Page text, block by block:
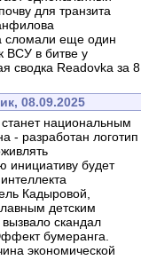
для транзита
сломали еще один
ВСУ в битве у
сводка Readovka за 8
08.09.2025
национальным
- разработан логотип
инициативу будет
Кадыровой,
детским
скандал
бумеранга.
экономической